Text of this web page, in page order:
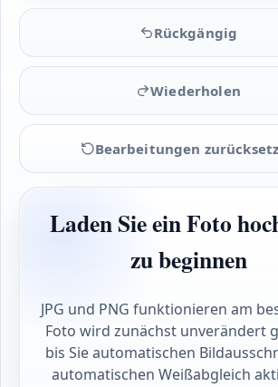
Rückgängig
Wiederholen
Bearbeitungen
Laden Sie ein Foto
zu beginnen
JPG und PNG funktionieren am
Foto wird zunächst unverändert
bis Sie automatischen
automatischen Weißabgleich